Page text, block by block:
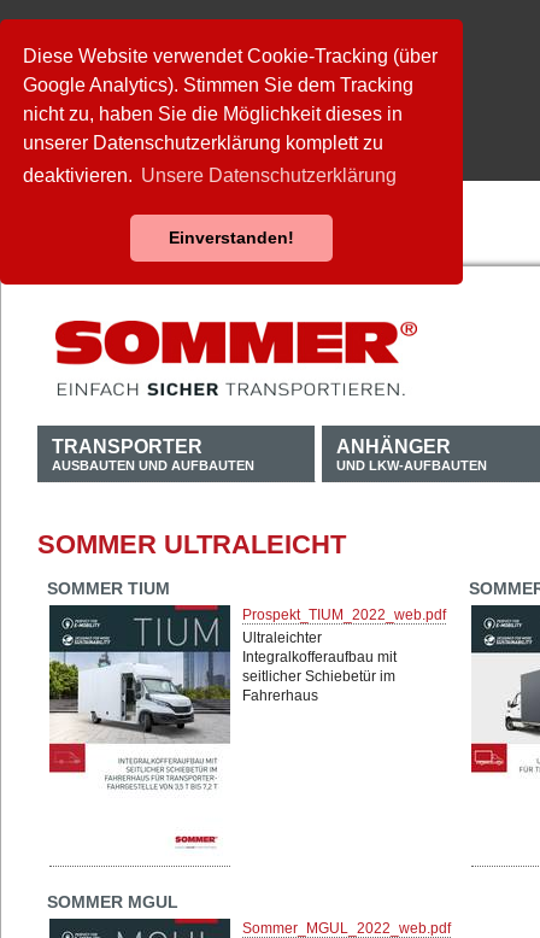
Diese Website verwendet Cookie-Tracking (über
Google Analytics). Stimmen Sie dem Tracking
nicht zu, haben Sie die Möglichkeit dieses in
unserer Datenschutzerklärung komplett zu
deaktivieren. Unsere Datenschutzerklärung
Einverstanden!
TRANSPORTER
AUSBAUTEN UND AUFBAUTEN
ANHÄNGER
UND LKW-AUFBAUTEN
SOMMER ULTRALEICHT
SOMMER TIUM
Prospekt_TIUM_2022_web.pdf
Ultraleichter
Integralkofferaufbau mit
seitlicher Schiebetür im
Fahrerhaus
SOMMER MGUL
Sommer_MGUL_2022_web.pdf